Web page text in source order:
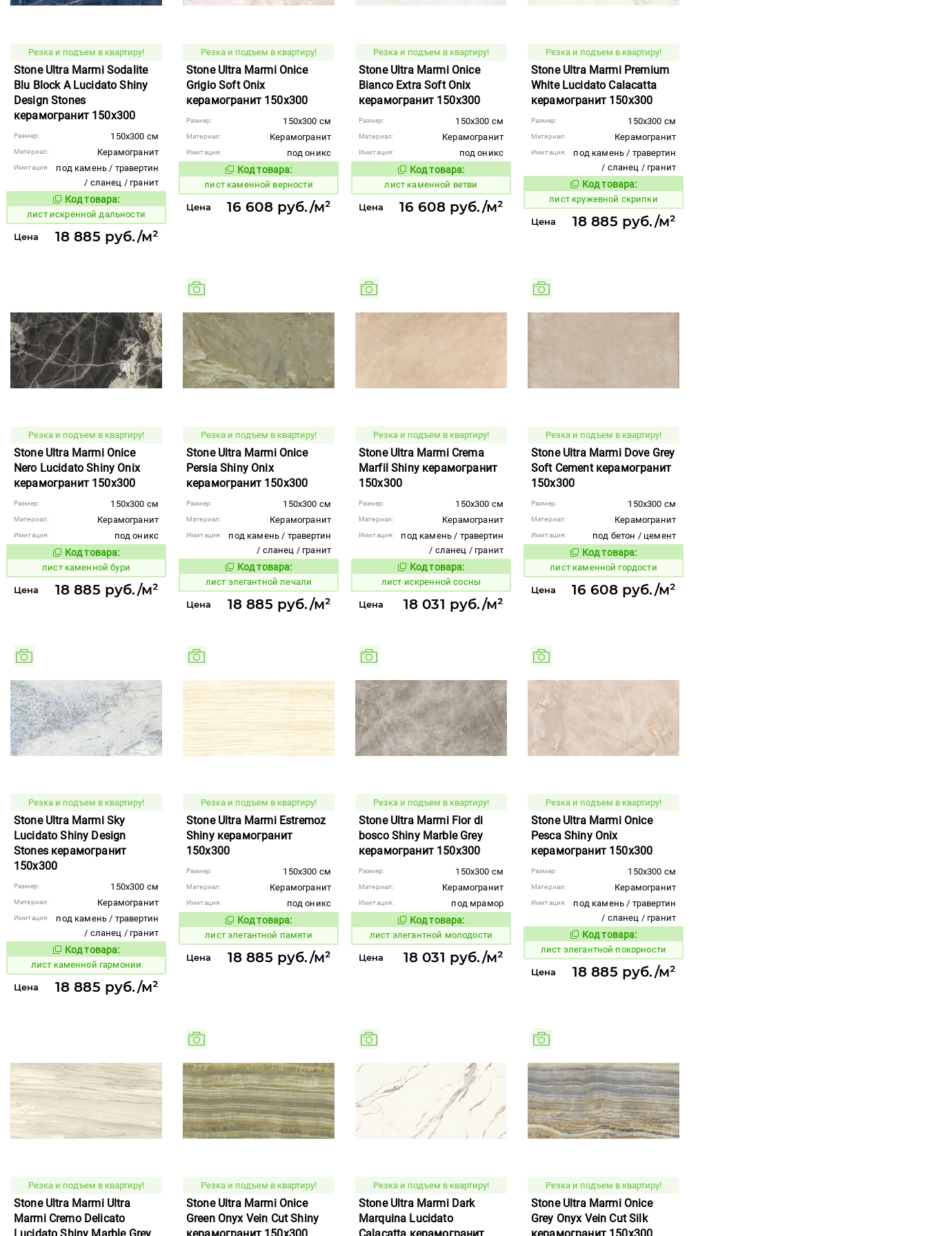
Резка и подъем в квартиру!
Stone Ultra Marmi Sodalite
Blu Block A Lucidato Shiny
Design Stones
керамогранит 150x300
Размер: 150x300 см
Материал: Керамогранит
Имитация:
под камень / травертин
/ сланец / гранит
Код товара:
879621 Код товара:
лист искренной дальности
Цена 18 885 руб./м²
Резка и подъем в квартиру!
Stone Ultra Marmi Onice
Grigio Soft Onix
керамогранит 150x300
Размер: 150x300 см
Материал: Керамогранит
Имитация:
под оникс
Код товара:
879631 Код товара:
лист каменной верности
Цена 16 608 руб./м²
Резка и подъем в квартиру!
Stone Ultra Marmi Onice
Bianco Extra Soft Onix
керамогранит 150x300
Размер: 150x300 см
Материал: Керамогранит
Имитация:
под оникс
Код товара:
879634 Код товара:
лист каменной ветви
Цена 16 608 руб./м²
Резка и подъем в квартиру!
Stone Ultra Marmi Premium
White Lucidato Calacatta
керамогранит 150x300
Размер: 150x300 см
Материал: Керамогранит
Имитация:
под камень / травертин
/ сланец / гранит
Код товара:
880092 Код товара:
лист кружевной скрипки
Цена 18 885 руб./м²
Резка и подъем в квартиру!
Stone Ultra Marmi Onice
Nero Lucidato Shiny Onix
керамогранит 150x300
Размер: 150x300 см
Материал: Керамогранит
Имитация:
под оникс
Код товара:
879630 Код товара:
лист каменной бури
Цена 18 885 руб./м²
Резка и подъем в квартиру!
Stone Ultra Marmi Onice
Persia Shiny Onix
керамогранит 150x300
Размер: 150x300 см
Материал: Керамогранит
Имитация:
под камень / травертин
/ сланец / гранит
Код товара:
879445 Код товара:
лист элегантной печали
Цена 18 885 руб./м²
Резка и подъем в квартиру!
Stone Ultra Marmi Crema
Marfil Shiny керамогранит
150x300
Размер: 150x300 см
Материал: Керамогранит
Имитация:
под камень / травертин
/ сланец / гранит
Код товара:
879597 Код товара:
лист искренной сосны
Цена 18 031 руб./м²
Резка и подъем в квартиру!
Stone Ultra Marmi Dove Grey
Soft Cement керамогранит
150x300
Размер: 150x300 см
Материал: Керамогранит
Имитация:
под бетон / цемент
Код товара:
879643 Код товара:
лист каменной гордости
Цена 16 608 руб./м²
Резка и подъем в квартиру!
Stone Ultra Marmi Sky
Lucidato Shiny Design
Stones керамогранит
150x300
Размер: 150x300 см
Материал: Керамогранит
Имитация:
под камень / травертин
/ сланец / гранит
Код товара:
879641 Код товара:
лист каменной гармонии
Цена 18 885 руб./м²
Резка и подъем в квартиру!
Stone Ultra Marmi Estremoz
Shiny керамогранит
150x300
Размер: 150x300 см
Материал: Керамогранит
Имитация:
под оникс
Код товара:
879443 Код товара:
лист элегантной памяти
Цена 18 885 руб./м²
Резка и подъем в квартиру!
Stone Ultra Marmi Fior di
bosco Shiny Marble Grey
керамогранит 150x300
Размер: 150x300 см
Материал: Керамогранит
Имитация:
под мрамор
Код товара:
879429 Код товара:
лист элегантной молодости
Цена 18 031 руб./м²
Резка и подъем в квартиру!
Stone Ultra Marmi Onice
Pesca Shiny Onix
керамогранит 150x300
Размер: 150x300 см
Материал: Керамогранит
Имитация:
под камень / травертин
/ сланец / гранит
Код товара:
879447 Код товара:
лист элегантной покорности
Цена 18 885 руб./м²
Резка и подъем в квартиру!
Stone Ultra Marmi Ultra
Marmi Cremo Delicato
Lucidato Shiny Marble Grey
Резка и подъем в квартиру!
Stone Ultra Marmi Onice
Green Onyx Vein Cut Shiny
керамогранит 150x300
Резка и подъем в квартиру!
Stone Ultra Marmi Dark
Marquina Lucidato
Calacatta керамогранит
Резка и подъем в квартиру!
Stone Ultra Marmi Onice
Grey Onyx Vein Cut Silk
керамогранит 150x300